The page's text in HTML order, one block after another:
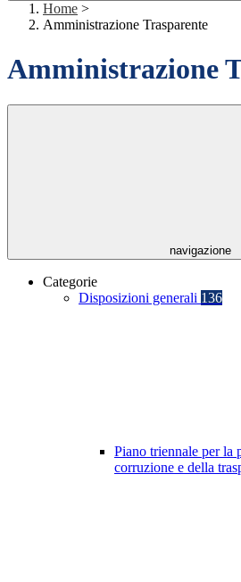
Home >
Amministrazione Trasparente
Amministrazione
navigazione
Categorie
Disposizioni generali 136
Piano triennale per la
corruzione e della